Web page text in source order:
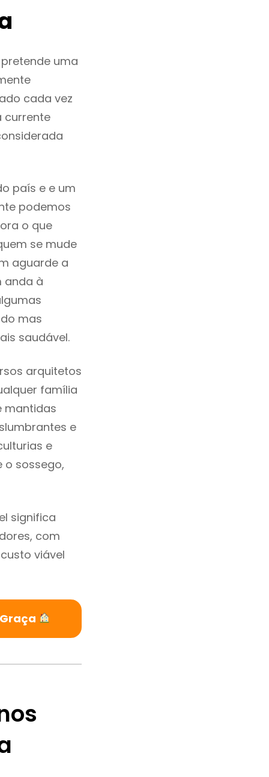
uma
cada vez
currente
país e e um
podemos
o que
se mude
aguarde a
anda à
mas
saudável.
arquitetos
família
mantidas
e
e
o sossego,
significa
com
viável